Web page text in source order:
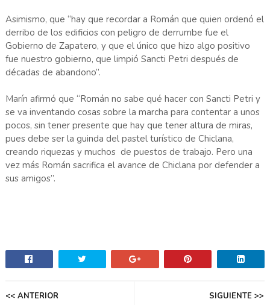
Asimismo, que “hay que recordar a Román que quien ordenó el
derribo de los edificios con peligro de derrumbe fue el
Gobierno de Zapatero, y que el único que hizo algo positivo
fue nuestro gobierno, que limpió Sancti Petri después de
décadas de abandono”.
Marín afirmó que “Román no sabe qué hacer con Sancti Petri y
se va inventando cosas sobre la marcha para contentar a unos
pocos, sin tener presente que hay que tener altura de miras,
pues debe ser la guinda del pastel turístico de Chiclana,
creando riquezas y muchos de puestos de trabajo. Pero una
vez más Román sacrifica el avance de Chiclana por defender a
sus amigos”.
SIGUIENTE >>
<< ANTERIOR